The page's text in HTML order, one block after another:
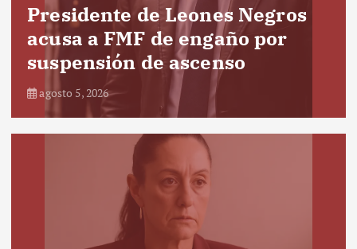
Presidente de Leones Negros
acusa a FMF de engaño por
suspensión de ascenso
agosto 5, 2026